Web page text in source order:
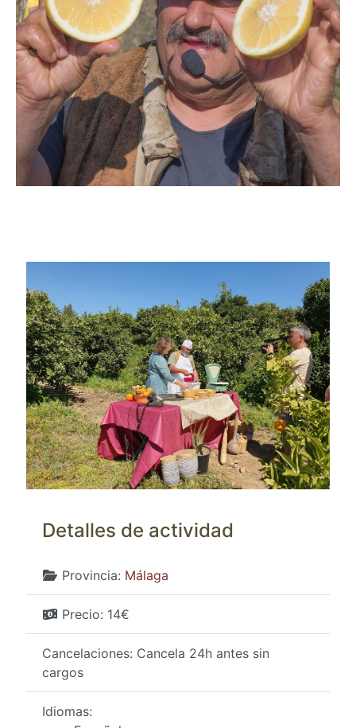
Detalles de actividad
Provincia: Málaga
Precio: 14€
Cancelaciones: Cancela 24h antes sin
cargos
Idiomas: